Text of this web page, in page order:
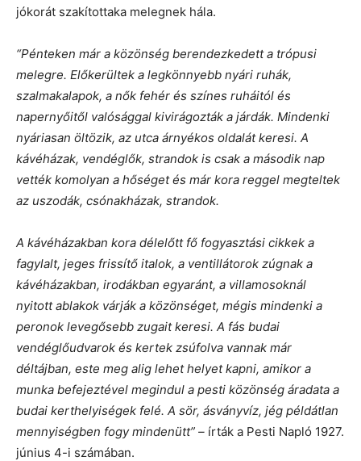
jókorát szakítottaka melegnek hála.
“Pénteken már a közönség berendezkedett a trópusi
melegre. Előkerültek a legkönnyebb nyári ruhák,
szalmakalapok, a nők fehér és színes ruháitól és
napernyőitől valósággal kivirágozták a járdák. Mindenki
nyáriasan öltözik, az utca árnyékos oldalát keresi. A
kávéházak, vendéglők, strandok is csak a második nap
vették komolyan a hőséget és már kora reggel megteltek
az uszodák, csónakházak, strandok.
A kávéházakban kora délelőtt fő fogyasztási cikkek a
fagylalt, jeges frissítő italok, a ventillátorok zúgnak a
kávéházakban, irodákban egyaránt, a villamosoknál
nyitott ablakok várják a közönséget, mégis mindenki a
peronok levegősebb zugait keresi. A fás budai
vendéglőudvarok és kertek zsúfolva vannak már
déltájban, este meg alig lehet helyet kapni, amikor a
munka befejeztével megindul a pesti közönség áradata a
budai kerthelyiségek felé. A sör, ásványvíz, jég példátlan
mennyiségben fogy mindenütt” – írták a Pesti Napló 1927.
június 4-i számában.